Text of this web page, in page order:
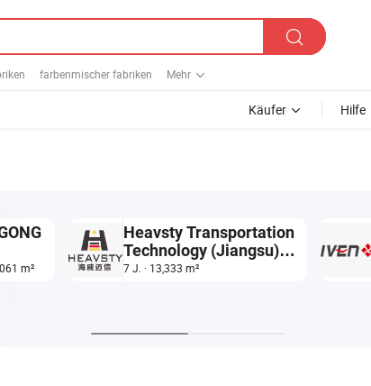
farbenmischer fabriken Mehr
Käufer Hilfe
m²
Heavsty Transportation
Technology (Jiangsu)
Co., Ltd.
7 J. · 13,333 m²